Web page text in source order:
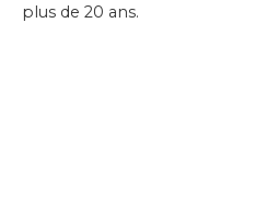
plus de 20 ans.